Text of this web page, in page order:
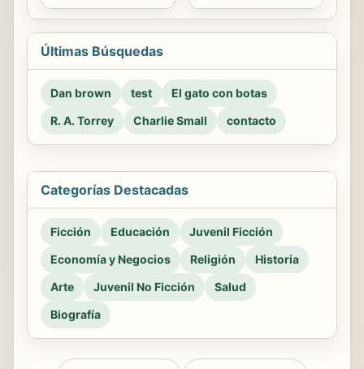
Últimas Búsquedas
Dan brown test
El gato con botas
R. A. Torrey
Charlie Small contacto
Categorías Destacadas
Ficción Educación
Juvenil Ficción
Economía y Negocios
Religión
Historia
Arte
Juvenil No Ficción
Salud
Biografía